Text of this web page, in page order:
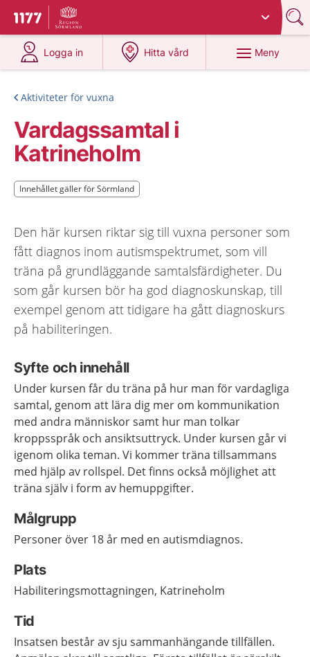
Till startsidan för 1177
Du har valt region
Logga in
på 1177.se
Hitta vård
på 1177.se
Meny
Aktiviteter för vuxna
Vardagssamtal i
Katrineholm
Innehållet gäller för Sörmland
Innehållet gäller för Sörmland
Den här kursen riktar sig till vuxna personer som
fått diagnos inom autismspektrumet, som vill
träna på grundläggande samtalsfärdigheter. Du
som går kursen bör ha god diagnoskunskap, till
exempel genom att tidigare ha gått diagnoskurs
på habiliteringen.
Syfte och innehåll
Under kursen får du träna på hur man för vardagliga
samtal, genom att lära dig mer om kommunikation
med andra människor samt hur man tolkar
kroppsspråk och ansiktsuttryck. Under kursen går vi
igenom olika teman. Vi kommer träna tillsammans
med hjälp av rollspel. Det finns också möjlighet att
träna själv i form av hemuppgifter.
Målgrupp
Personer över 18 år med en autismdiagnos.
Plats
Habiliteringsmottagningen, Katrineholm
Tid
Insatsen består av sju sammanhängande tillfällen.